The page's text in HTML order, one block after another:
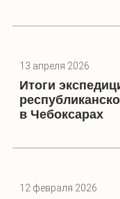
13 апреля 2026
Итоги
в Чебоксарах
12 февраля 2026